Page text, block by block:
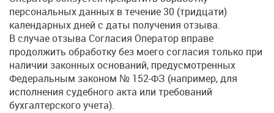
персональных данных в течение 30 (тридцати)
календарных дней с даты получения отзыва.
В случае отзыва Согласия Оператор вправе
продолжить обработку без моего согласия только при
наличии законных оснований, предусмотренных
Федеральным законом № 152-ФЗ (например, для
исполнения судебного акта или требований
бухгалтерского учета).